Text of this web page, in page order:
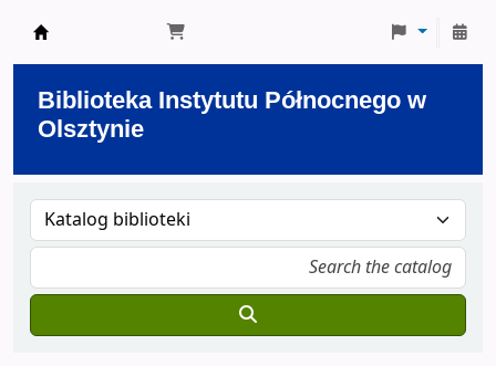
Biblioteka Instytutu Północnego w
Olsztynie